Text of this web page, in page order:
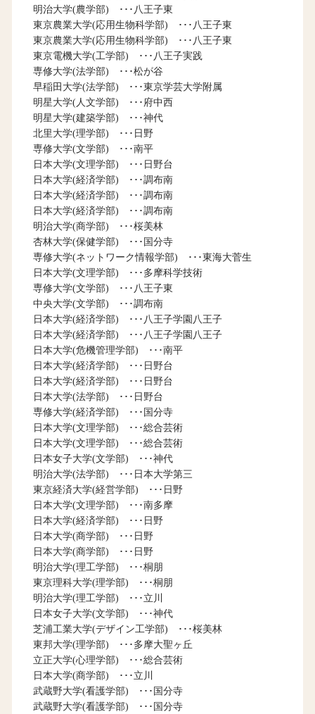
明治大学(農学部) ･･･八王子東
東京農業大学(応用生物科学部) ･･･八王子東
東京農業大学(応用生物科学部) ･･･八王子東
東京電機大学(工学部) ･･･八王子実践
専修大学(法学部) ･･･松が谷
早稲田大学(法学部) ･･･東京学芸大学附属
明星大学(人文学部) ･･･府中西
明星大学(建築学部) ･･･神代
北里大学(理学部) ･･･日野
専修大学(文学部) ･･･南平
日本大学(文理学部) ･･･日野台
日本大学(経済学部) ･･･調布南
日本大学(経済学部) ･･･調布南
日本大学(経済学部) ･･･調布南
明治大学(商学部) ･･･桜美林
杏林大学(保健学部) ･･･国分寺
専修大学(ネットワーク情報学部) ･･･東海大菅生
日本大学(文理学部) ･･･多摩科学技術
専修大学(文学部) ･･･八王子東
中央大学(文学部) ･･･調布南
日本大学(経済学部) ･･･八王子学園八王子
日本大学(経済学部) ･･･八王子学園八王子
日本大学(危機管理学部) ･･･南平
日本大学(経済学部) ･･･日野台
日本大学(経済学部) ･･･日野台
日本大学(法学部) ･･･日野台
専修大学(経済学部) ･･･国分寺
日本大学(文理学部) ･･･総合芸術
日本大学(文理学部) ･･･総合芸術
日本女子大学(文学部) ･･･神代
明治大学(法学部) ･･･日本大学第三
東京経済大学(経営学部) ･･･日野
日本大学(文理学部) ･･･南多摩
日本大学(経済学部) ･･･日野
日本大学(商学部) ･･･日野
日本大学(商学部) ･･･日野
明治大学(理工学部) ･･･桐朋
東京理科大学(理学部) ･･･桐朋
明治大学(理工学部) ･･･立川
日本女子大学(文学部) ･･･神代
芝浦工業大学(デザイン工学部) ･･･桜美林
東邦大学(理学部) ･･･多摩大聖ヶ丘
立正大学(心理学部) ･･･総合芸術
日本大学(商学部) ･･･立川
武蔵野大学(看護学部) ･･･国分寺
武蔵野大学(看護学部) ･･･国分寺